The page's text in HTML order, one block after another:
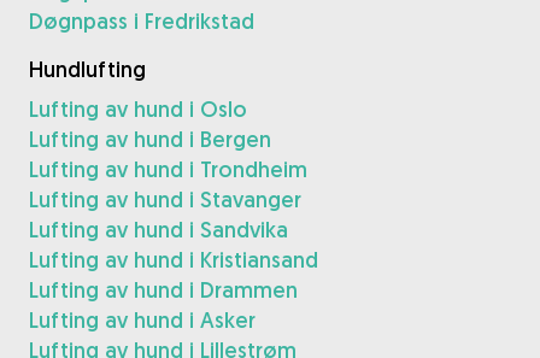
Døgnpass i Fredrikstad
Hundlufting
Lufting av hund i Oslo
Lufting av hund i Bergen
Lufting av hund i Trondheim
Lufting av hund i Stavanger
Lufting av hund i Sandvika
Lufting av hund i Kristiansand
Lufting av hund i Drammen
Lufting av hund i Asker
Lufting av hund i Lillestrøm